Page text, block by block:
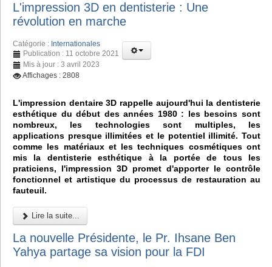
L'impression 3D en dentisterie : Une
révolution en marche
Catégorie : Internationales
Publication : 11 octobre 2021
Mis à jour : 3 avril 2023
Affichages : 2808
L'impression dentaire 3D rappelle aujourd'hui la dentisterie
esthétique du début des années 1980 : les besoins sont
nombreux, les technologies sont multiples, les
applications presque illimitées et le potentiel illimité. Tout
comme les matériaux et les techniques cosmétiques ont
mis la dentisterie esthétique à la portée de tous les
praticiens, l'impression 3D promet d'apporter le contrôle
fonctionnel et artistique du processus de restauration au
fauteuil.
Lire la suite...
La nouvelle Présidente, le Pr. Ihsane Ben
Yahya partage sa vision pour la FDI